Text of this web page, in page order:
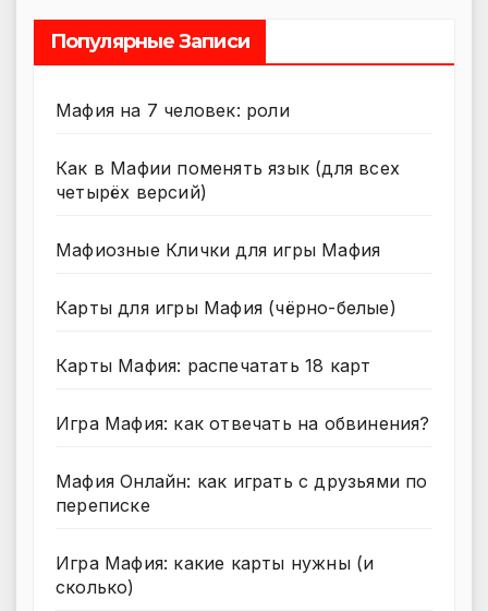
Популярные Записи
Мафия на 7 человек: роли
Как в Мафии поменять язык (для всех
четырёх версий)
Мафиозные Клички для игры Мафия
Карты для игры Мафия (чёрно-белые)
Карты Мафия: распечатать 18 карт
Игра Мафия: как отвечать на обвинения?
Мафия Онлайн: как играть с друзьями по
переписке
Игра Мафия: какие карты нужны (и
сколько)